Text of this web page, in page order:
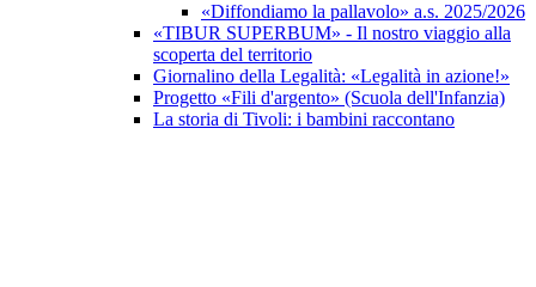
«Diffondiamo la pallavolo» a.s. 2025/2026
«TIBUR SUPERBUM» - Il nostro viaggio alla
scoperta del territorio
Giornalino della Legalità: «Legalità in azione!»
Progetto «Fili d'argento» (Scuola dell'Infanzia)
La storia di Tivoli: i bambini raccontano